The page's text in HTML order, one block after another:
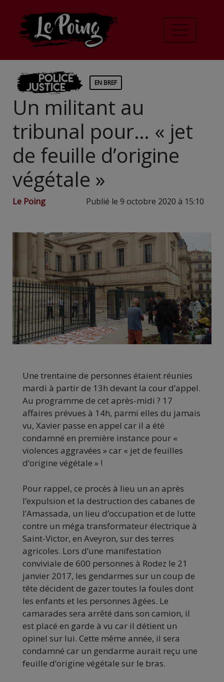
Police
Justice EN BREF
Un militant au
tribunal pour… « jet
de feuille d’origine
végétale »
Le Poing Publié le 9 octobre 2020 à 15:10
Une trentaine de personnes étaient réunies
mardi à partir de 13h devant la cour d’appel.
Au programme de cet après-midi ? 17
affaires prévues à 14h, parmi elles du jamais
vu, Xavier passe en appel car il a été
condamné en première instance pour «
violences aggravées » car « jet de feuilles
d’origine végétale » !
Pour rappel, ce procès à lieu un an après
l’expulsion et la destruction des cabanes de
l’Amassada, un lieu d’occupation et de lutte
contre un méga transformateur électrique à
Saint-Victor, en Aveyron, sur des terres
agricoles. Lors d’une manifestation
conviviale de 600 personnes à Rodez le 21
janvier 2017, les gendarmes sur un coup de
tête décident de gazer toutes la foules dont
les enfants et les personnes âgées. Le
camarades sera arrêté dans son camion, il
est placé en garde à vu car il détient un
opinel sur lui. Cette même année, il sera
condamné car un gendarme aurait reçu une
feuille d’origine végétale sur le bras.